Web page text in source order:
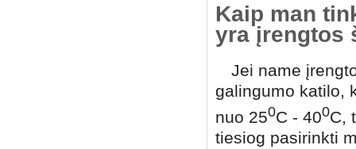
Kaip man
yra įrengtos
Jei name
galingumo katilo,
nuo 250C - 400C,
tiesiog pasirinkti